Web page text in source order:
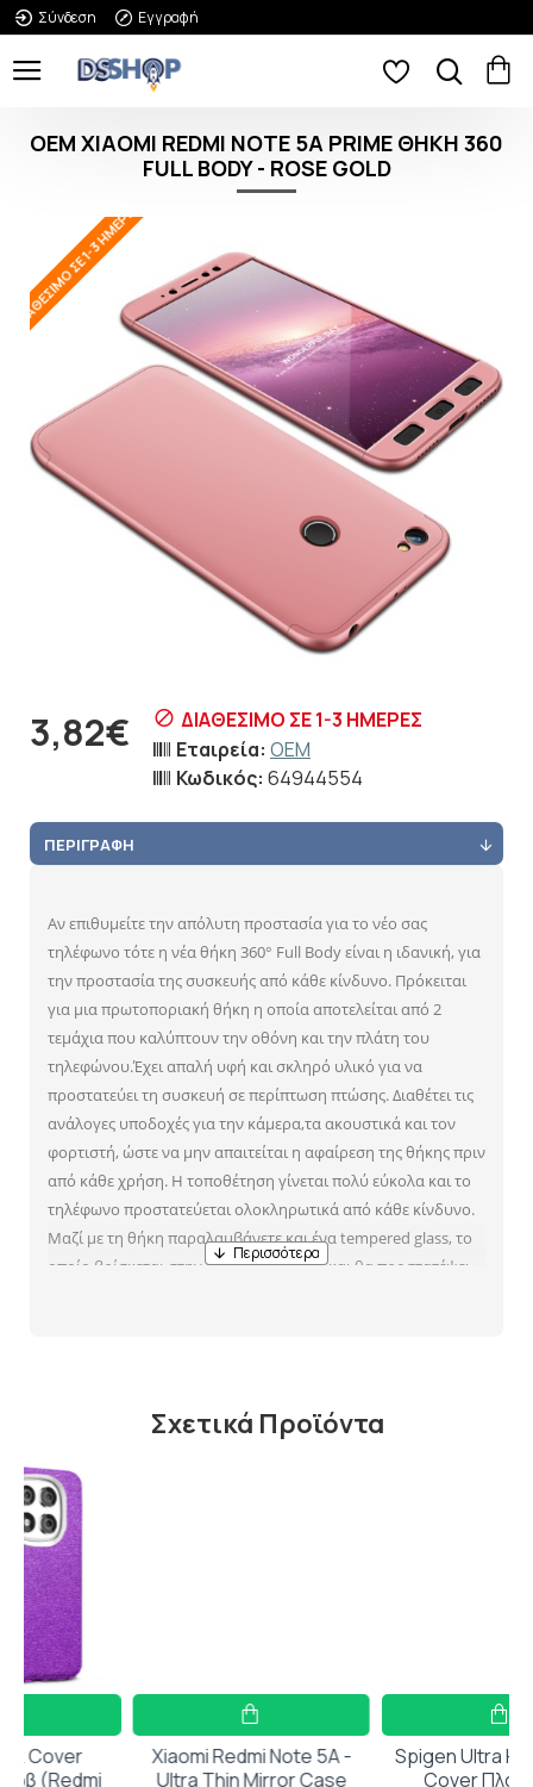
Σύνδεση Εγγραφή
OEM XIAOMI REDMI NOTE 5A PRIME ΘΗΚΗ 360
FULL BODY - ROSE GOLD
ΔΙΑΘΈΣΙΜΟ ΣΕ 1-3 ΗΜΈΡΕΣ
3,82€
ΔΙΑΘΈΣΙΜΟ ΣΕ 1-3 ΗΜΈΡΕΣ
Εταιρεία: OEM
Κωδικός: 64944554
ΠΕΡΙΓΡΑΦΉ
Αν επιθυμείτε την απόλυτη προστασία για το νέο σας
τηλέφωνο τότε η νέα θήκη 360° Full Body είναι η ιδανική, για
την προστασία της συσκευής από κάθε κίνδυνο. Πρόκειται
για μια πρωτοποριακή θήκη η οποία αποτελείται από 2
τεμάχια που καλύπτουν την οθόνη και την πλάτη του
τηλεφώνου.Έχει απαλή υφή και σκληρό υλικό για να
προστατεύει τη συσκευή σε περίπτωση πτώσης. Διαθέτει τις
ανάλογες υποδοχές για την κάμερα,τα ακουστικά και τον
φορτιστή, ώστε να μην απαιτείται η αφαίρεση της θήκης πριν
από κάθε χρήση. Η τοποθέτηση γίνεται πολύ εύκολα και το
τηλέφωνο προστατεύεται ολοκληρωτικά από κάθε κίνδυνο.
Μαζί με τη θήκη παραλαμβάνετε και ένα tempered glass, το
οποίο βρίσκεται στην ίδια συσκευασία και θα προστατέψει
Σχετικά Προϊόντα
Xiaomi Redmi Note 5A -
Ultra Thin Mirror Case
Spigen Ultra Hybrid Back
Cover Πλαστικό /